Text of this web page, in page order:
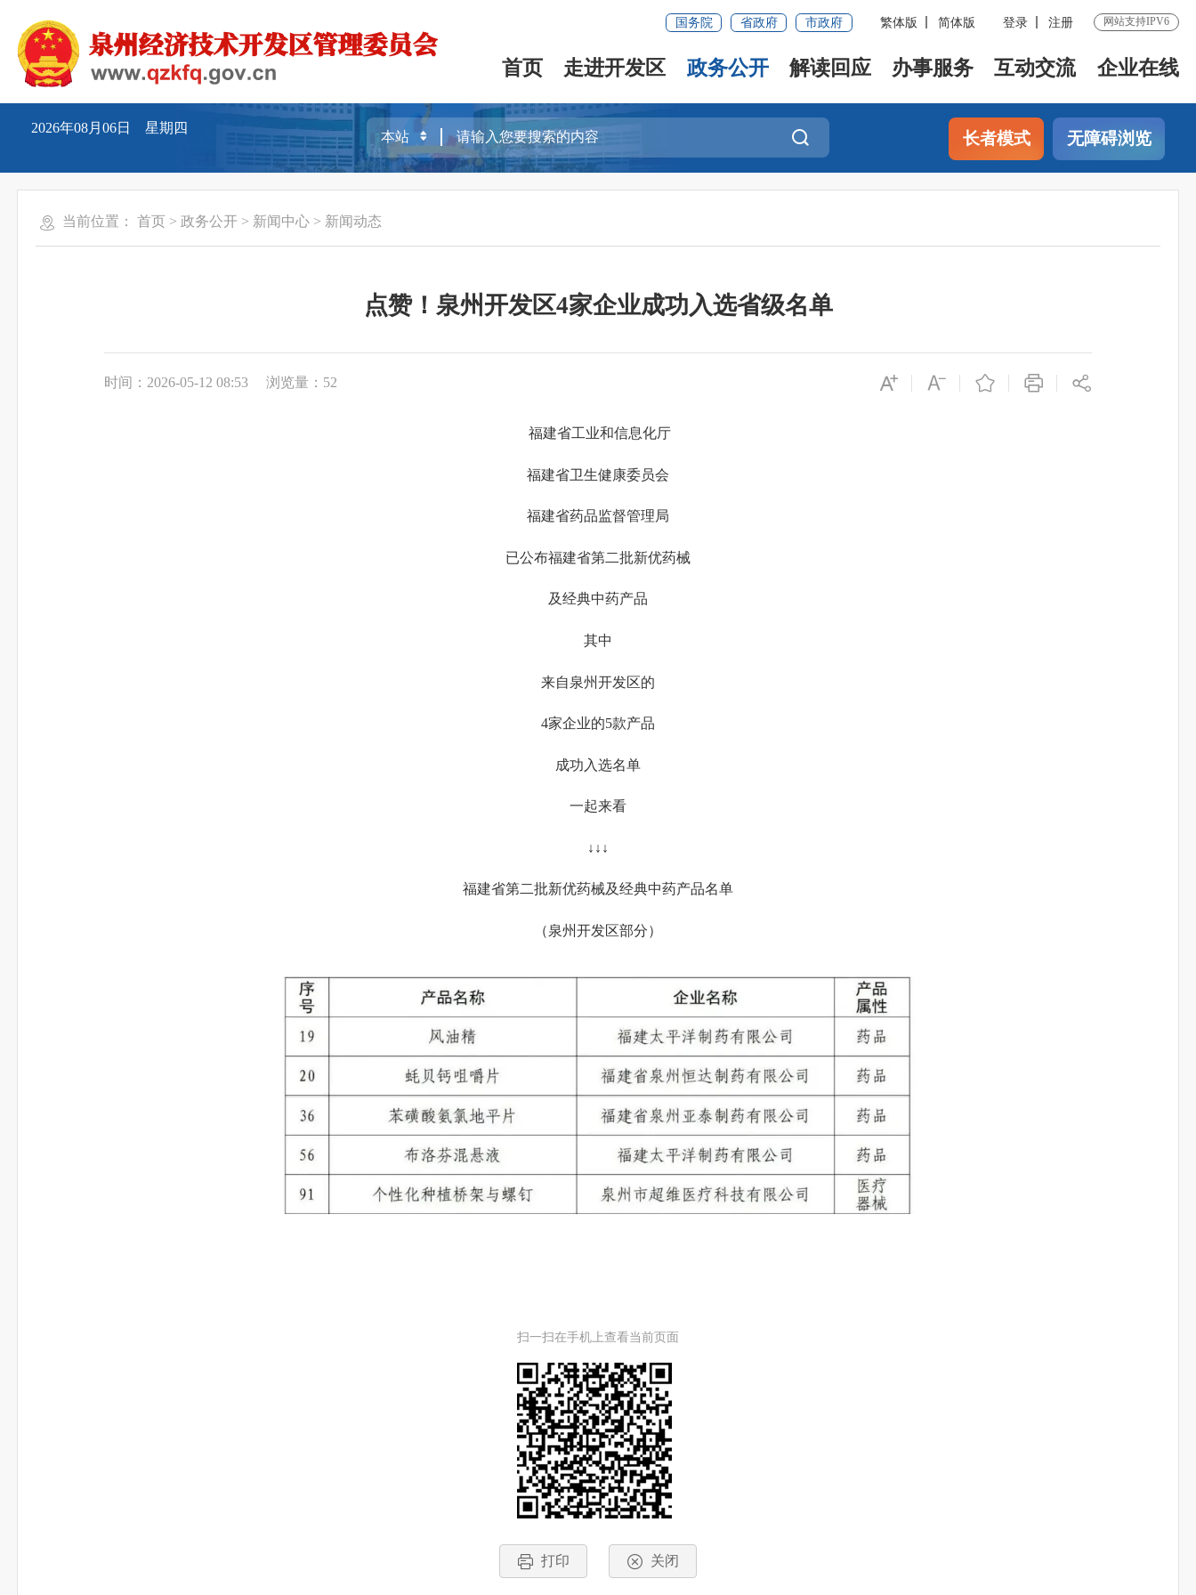
国务院 省政府 市政府 繁体版 简体版 登录 注册 网站支持IPV6
首页 走进开发区 政务公开 解读回应 办事服务 互动交流 企业在线
2026年08月06日 星期四
长者模式 无障碍浏览
当前位置： 首页 >政务公开 > 新闻中心 > 新闻动态
点赞！泉州开发区4家企业成功入选省级名单
时间：2026-05-12 08:53 浏览量： 52
福建省工业和信息化厅
福建省卫生健康委员会
福建省药品监督管理局
已公布福建省第二批新优药械
及经典中药产品
其中
来自泉州开发区的
4家企业的5款产品
成功入选名单
一起来看
↓↓↓
福建省第二批新优药械及经典中药产品名单
（泉州开发区部分）
扫一扫在手机上查看当前页面
打印 关闭